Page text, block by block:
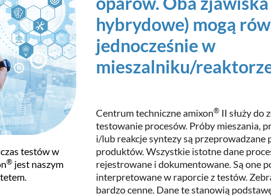
testów w
® jest naszym
hybrydowe) mogą
jednocześnie w
mieszalniku/
Centrum techniczne amixon® II służy do
testowanie procesów. Próby mieszania,
i/lub reakcje syntezy są przeprowadzane
produktów. Wszystkie istotne dane
rejestrowane i dokumentowane. Są one
interpretowane w raporcie z testów.
bardzo cenne. Dane te stanowią